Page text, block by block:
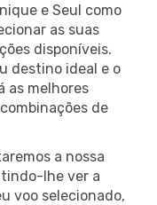
e Seul como
as suas
disponíveis.
destino ideal e o
as melhores
de
a nossa
lhe ver a
voo selecionado,